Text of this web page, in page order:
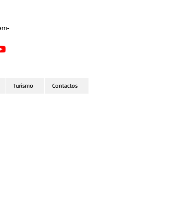
Turismo Contactos